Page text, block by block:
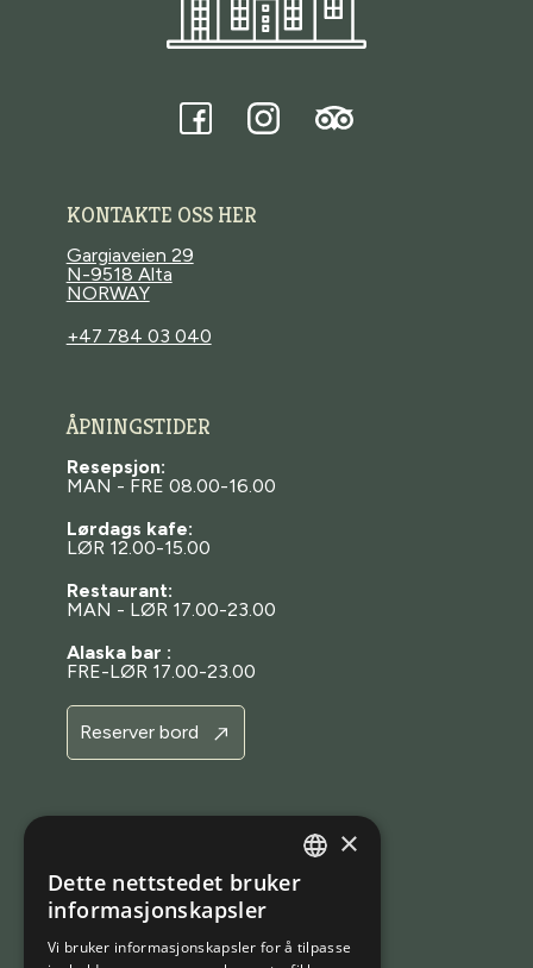
FacebookInstagram Tripadvisor
KONTAKTE OSS HER
Gargiaveien 29
N-9518 Alta
NORWAY
+47 784 03 040
ÅPNINGSTIDER
Resepsjon:
MAN - FRE 08.00-16.00
Lørdags kafe:
LØR 12.00-15.00
Restaurant:
MAN - LØR 17.00-23.00
Alaska bar :
FRE-LØR 17.00-23.00
Reserver bord
Bestill bord
Bestill en opplevelse
Bestill rom
NORWEGIAN
×
Dette nettstedet bruker
informasjonskapsler
Vi bruker informasjonskapsler for å tilpasse